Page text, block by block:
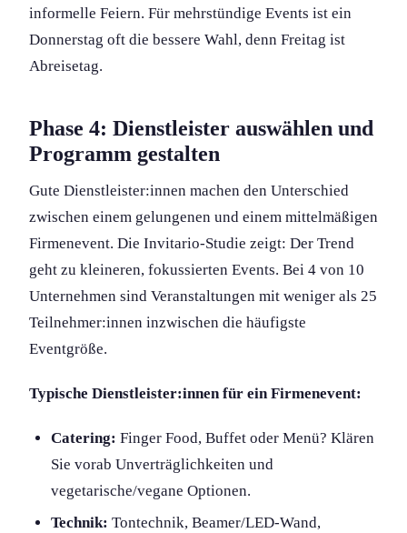
informelle Feiern. Für mehrstündige Events ist ein
Donnerstag oft die bessere Wahl, denn Freitag ist
Abreisetag.
Phase 4: Dienstleister auswählen und
Programm gestalten
Gute Dienstleister:innen machen den Unterschied
zwischen einem gelungenen und einem mittelmäßigen
Firmenevent. Die Invitario-Studie zeigt: Der Trend
geht zu kleineren, fokussierten Events. Bei 4 von 10
Unternehmen sind Veranstaltung­en mit weniger als 25
Teilnehmer:innen inzwischen die häufigste
Eventgröße.
Typische Dienstleister:innen für ein Firmenevent:
Catering: Finger Food, Buffet oder Menü? Klären
Sie vorab Unverträglichkeiten und
vegetarische/vegane Optionen.
Technik: Tontechnik, Beamer/LED-Wand,